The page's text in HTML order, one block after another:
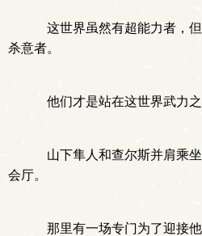
这世界虽然有超能力者，
杀意者。
他们才是站在这世界武力之
山下隼人和查尔斯并肩乘
会厅。
那里有一场专门为了迎接他